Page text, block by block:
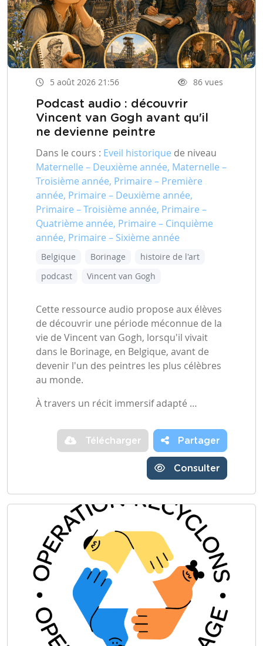
5 août 2026 21:56 86 vues
Podcast audio : découvrir
Vincent van Gogh avant qu'il
ne devienne peintre
Dans le cours : Eveil historique de niveau
Maternelle – Deuxième année, Maternelle –
Troisième année, Primaire – Première
année, Primaire – Deuxième année,
Primaire – Troisième année, Primaire –
Quatrième année, Primaire – Cinquième
année, Primaire – Sixième année
Belgique Borinage
histoire de l'art
podcast
Vincent van Gogh
Cette ressource audio propose aux élèves
de découvrir une période méconnue de la
vie de Vincent van Gogh, lorsqu'il vivait
dans le Borinage, en Belgique, avant de
devenir l'un des peintres les plus célèbres
au monde.
À travers un récit immersif adapté …
Télécharger Partager
Consulter